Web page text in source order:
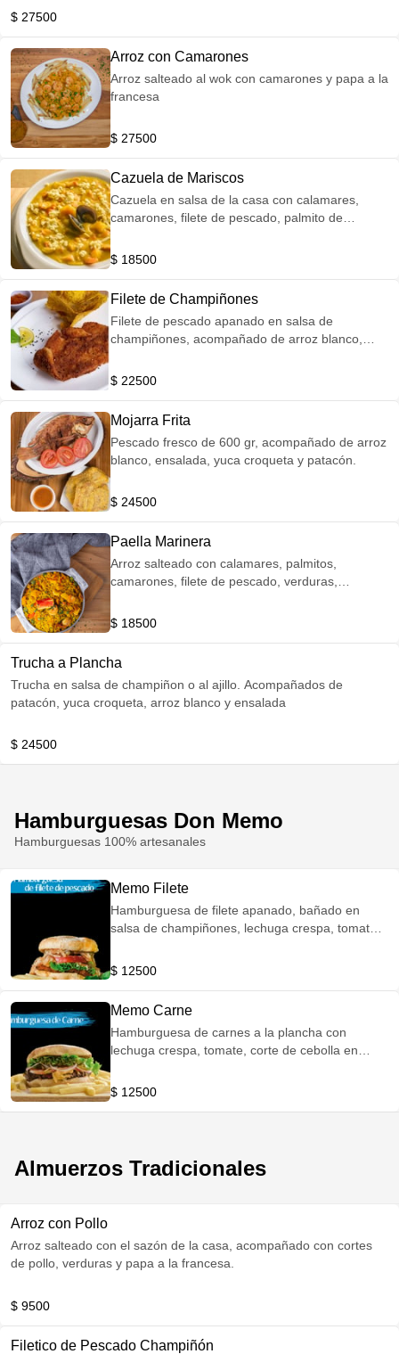
$ 27500
Arroz con Camarones
Arroz salteado al wok con camarones y papa a la
francesa
$ 27500
Cazuela de Mariscos
Cazuela en salsa de la casa con calamares,
camarones, filete de pescado, palmito de
$ 18500
Filete de Champiñones
Filete de pescado apanado en salsa de
champiñones, acompañado de arroz blanco,
$ 22500
Mojarra Frita
Pescado fresco de 600 gr, acompañado de arroz
blanco, ensalada, yuca croqueta y patacón.
$ 24500
Paella Marinera
Arroz salteado con calamares, palmitos,
camarones, filete de pescado, verduras,
$ 18500
Trucha a Plancha
Trucha en salsa de champiñon o al ajillo. Acompañados de
patacón, yuca croqueta, arroz blanco y ensalada
$ 24500
Hamburguesas Don Memo
Hamburguesas 100% artesanales
Memo Filete
Hamburguesa de filete apanado, bañado en
salsa de champiñones, lechuga crespa, tomate y
papas a la francesa.
$ 12500
Memo Carne
Hamburguesa de carnes a la plancha con
lechuga crespa, tomate, corte de cebolla en
Acompañado de papa francesa.
$ 12500
Almuerzos Tradicionales
Arroz con Pollo
Arroz salteado con el sazón de la casa, acompañado con cortes
de pollo, verduras y papa a la francesa.
$ 9500
Filetico de Pescado Champiñón